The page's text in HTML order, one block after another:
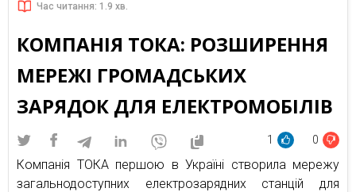
Час читання: 1.9 хв.
КОМПАНІЯ ТОКА: РОЗШИРЕННЯ
МЕРЕЖІ ГРОМАДСЬКИХ
ЗАРЯДОК ДЛЯ ЕЛЕКТРОМОБІЛІВ
1 0
Компанія ТОКА першою в Україні створила мережу
загальнодоступних електрозарядних станцій для